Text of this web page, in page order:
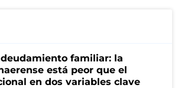
familiar: la
está peor que el
en dos variables clave